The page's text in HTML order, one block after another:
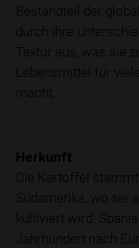
Bestandteil der
durch ihre
Textur aus, was sie
Lebensmittel für
macht.
Herkunft
Die Kartoffel
Südamerika, wo sie
kultiviert wird.
Jahrhundert nach